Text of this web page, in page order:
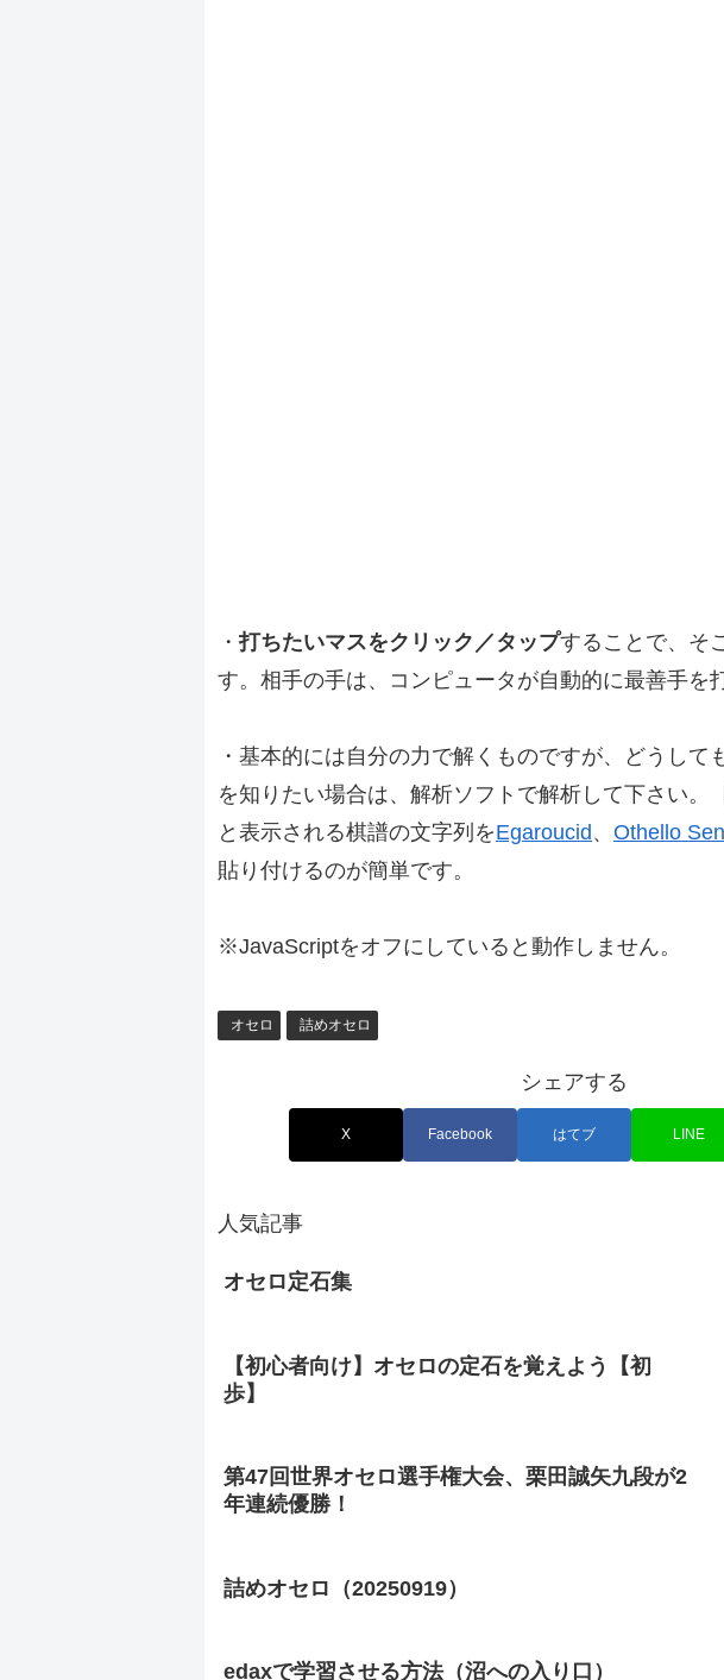
・打ちたいマスをクリック／タップすることで、そ
す。相手の手は、コンピュータが自動的に最善手を
・基本的には自分の力で解くものですが、どうして
を知りたい場合は、解析ソフトで解析して下さい。
と表示される棋譜の文字列をEgaroucid 、 Othello
貼り付けるのが簡単です。
※JavaScriptをオフにしていると動作しません。
オセロ 詰めオセロ
シェアする
X Facebook はてブ LINE
人気記事
オセロ定石集
【初心者向け】オセロの定石を覚えよう【初
歩】
第47回世界オセロ選手権大会、栗田誠矢九段が2
年連続優勝！
詰めオセロ（20250919）
edaxで学習させる方法（沼への入り口）